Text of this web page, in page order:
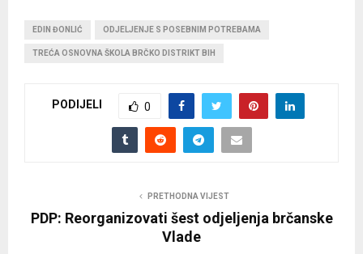
EDIN ĐONLIĆ ODJELJENJE S POSEBNIM POTREBAMA
TREĆA OSNOVNA ŠKOLA BRČKO DISTRIKT BIH
PODIJELI 0
PRETHODNA VIJEST
PDP: Reorganizovati šest odjeljenja brčanske
Vlade